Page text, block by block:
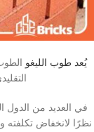
يُعد طوب الليغو
في العديد من الدول
نظرًا لانخفاض تكلفته